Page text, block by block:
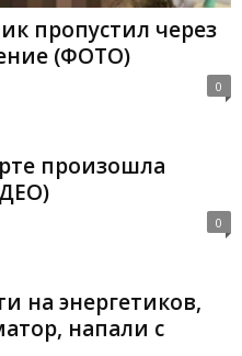
пропустил через
(ФОТО)
0
произошла
0
на энергетиков,
напали с